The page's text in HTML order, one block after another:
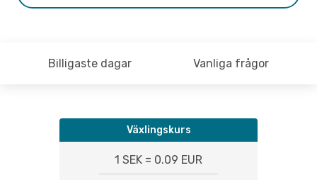
Billigaste dagar Vanliga frågor
Växlingskurs
1 SEK = 0.09 EUR